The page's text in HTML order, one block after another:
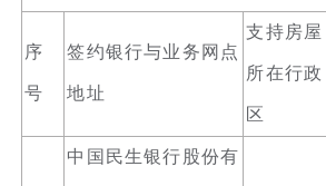
序
号
签约银行与业务网点
地址
支持房屋
所在行政
区
中国民生银行股份有